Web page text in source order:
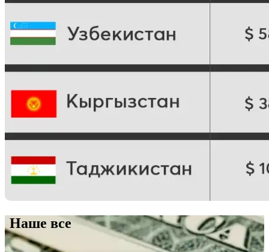
Наше все